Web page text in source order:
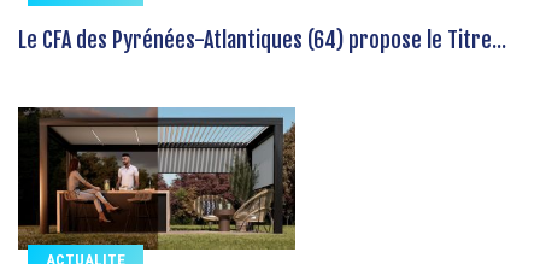
Le CFA des Pyrénées-Atlantiques (64) propose le Titre...
ACTUALITE